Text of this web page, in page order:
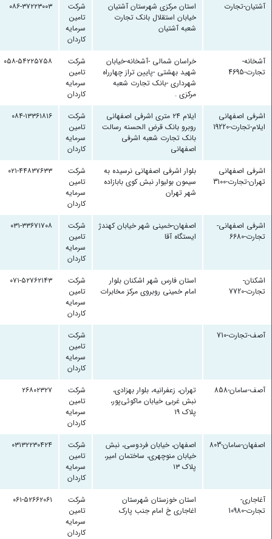
آشتیان-تجارت
استان مرکزی شهرستان آشتیان
خیابان استقلال بانک تجارت
شعبه آشتیان
شرکت
تامین
سرمایه
کاردان
۰۸۶-۳۷۲۲۳۰۰۳
آشخانه-
تجارت-4695
خراسان شمالی -آشخانه-خیابان
شهید بهشتی -پایین تراز چهارراه
شهرداری -بانک تجارت شعبه
مرکزی .
شرکت
تامین
سرمایه
کاردان
۰۵۸-۵۴۲۲۵۷۵۸
اشرفی اصفهانی
ایلام-تجارت-19220
ایلام ۲۴ متری اشرفی اصفهانی
روبرو بانک قرض الحسنه رسالت
بانک تجارت شعبه اشرفی
اصفهانی
شرکت
تامین
سرمایه
کاردان
۰۸۴-۱۳۳۶۱۸۱۶
اشرفی اصفهانی
تهران-تجارت-3100
بلوار اشرفی اصفهانی نرسیده به
سیمون بولیوار نبش کوی بابازاده
شهر تهران
شرکت
تامین
سرمایه
کاردان
۰۲۱-۴۴۸۳۷۶۳۳
اشرفی اصفهانی-
تجارت-6680
اصفهان-خمینی شهر خیابان کهندژ
ایستگاه آقا
شرکت
تامین
سرمایه
کاردان
۰۳۱-۳۳۶۷۱۷۰۸
اشکنان-
تجارت-7720
استان فارس شهر اشکنان بلوار
امام خمینی روبروی مرکز مخابرات
شرکت
تامین
سرمایه
کاردان
۰۷۱-۵۲۷۶۲۱۴۳
آصف-تجارت-710
شرکت
تامین
سرمایه
کاردان
آصف-سامان-858
تهران، زعفرانیه، بلوار بهزادی،
نبش غربی خیابان ماکوئی‌پور،
پلاک ۱۹
شرکت
تامین
سرمایه
کاردان
۲۶۸۰۲۳۲۷
اصفهان-سامان-803
اصفهان، خیابان فردوسی، نبش
خیابان منوچهری، ساختمان امیر،
پلاک ۱۳
شرکت
تامین
سرمایه
کاردان
۰۳۱۳۲۲۳۰۴۲۴
آغاجاری-
تجارت-10980
استان خوزستان شهرستان
اغاجاری خ امام جنب پارک
شرکت
تامین
سرمایه
کاردان
۰۶۱-۵۲۶۶۲۰۶۱